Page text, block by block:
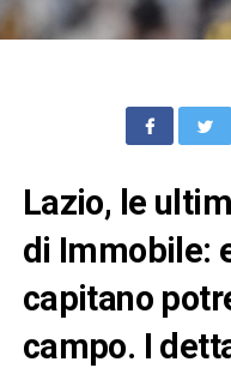
Lazio, le
di Immobile:
capitano
campo. I